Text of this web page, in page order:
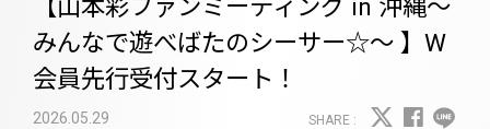
【山本彩ファンミーティング in 沖縄〜
みんなで遊べばたのシーサー☆〜 】W
会員先行受付スタート！
2026.05.29